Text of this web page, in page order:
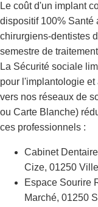
Le coût d'un implant
dispositif 100% Santé
chirurgiens-dentistes
semestre de
La Sécurité sociale
pour l'implantologie
vers nos réseaux de
ou Carte Blanche)
ces professionnels :
Cabinet
Cize, 01250
Espace Sourire
Marché, 01250